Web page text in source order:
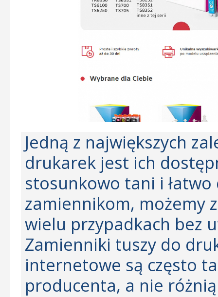
Jedną z największych
drukarek jest ich
stosunkowo tani i
zamiennikom, możemy
wielu przypadkach bez
Zamienniki tuszy do
internetowe są często
producenta, a nie